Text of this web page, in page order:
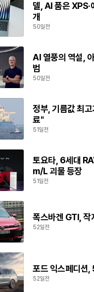
델, AI 품은 XPS·
개
50일전
AI 열풍의 역설,
범
50일전
정부, 기름값 최
료"
51일전
토요타, 6세대
m/L 괴물 등장
51일전
폭스바겐 GTI, 작
52일전
포드 익스페디션,
52일전